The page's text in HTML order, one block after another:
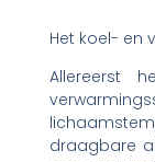
Het koel- en
Allereerst
draagbare